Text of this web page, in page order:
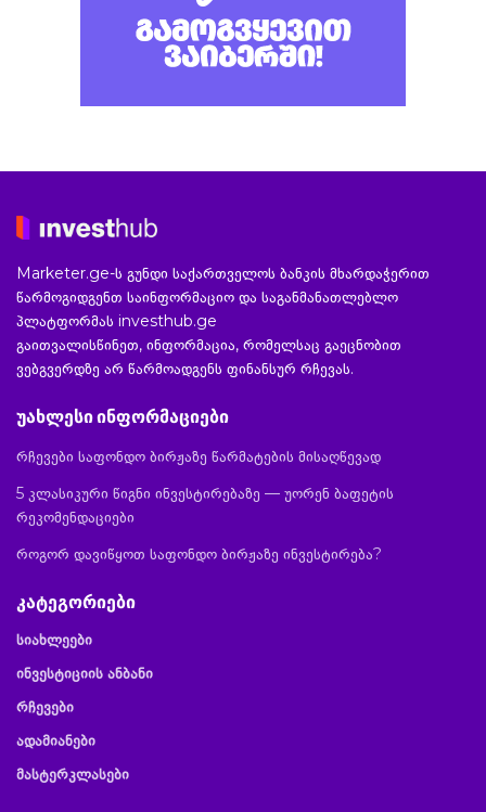
Marketer.ge-ს გუნდი საქართველოს ბანკის მხარდაჭერით
წარმოგიდგენთ საინფორმაციო და საგანმანათლებლო
პლატფორმას investhub.ge
გაითვალისწინეთ, ინფორმაცია, რომელსაც გაეცნობით
ვებგვერდზე არ წარმოადგენს ფინანსურ რჩევას.
უახლესი ინფორმაციები
რჩევები საფონდო ბირჟაზე წარმატების მისაღწევად
5 კლასიკური წიგნი ინვესტირებაზე — უორენ ბაფეტის
რეკომენდაციები
როგორ დავიწყოთ საფონდო ბირჟაზე ინვესტირება?
კატეგორიები
სიახლეები
ინვესტიციის ანბანი
რჩევები
ადამიანები
მასტერკლასები